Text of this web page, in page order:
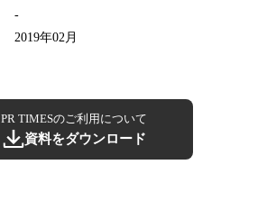
-
2019年02月
PR TIMESのご利用について
資料をダウンロード